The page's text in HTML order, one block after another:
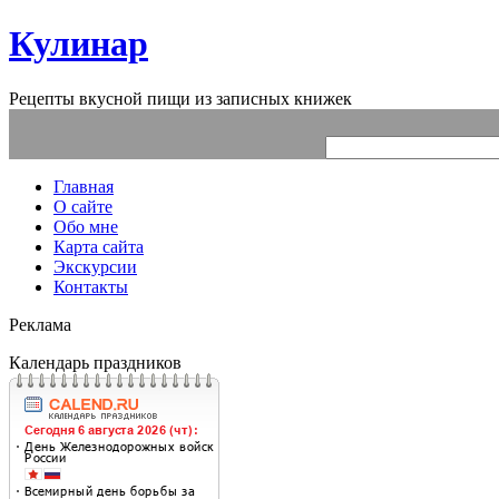
Кулинар
Рецепты вкусной пищи из записных книжек
Главная
О сайте
Обо мне
Карта сайта
Экскурсии
Контакты
Реклама
Календарь праздников